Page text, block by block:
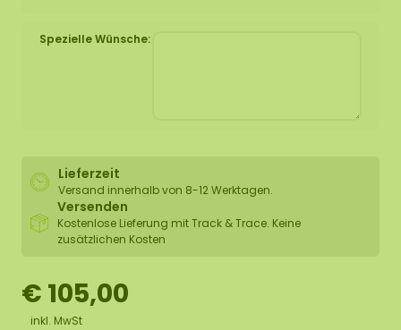
Spezielle Wünsche:
Lieferzeit
Versand innerhalb von 8-12 Werktagen.
Versenden
Kostenlose Lieferung mit Track & Trace. Keine
zusätzlichen Kosten
€ 105,00
inkl. MwSt